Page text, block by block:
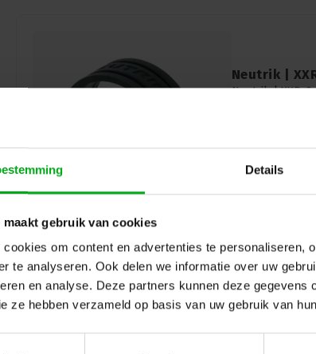
Details
maakt gebruik van cookies
cookies om content en advertenties te personaliseren,
te analyseren. Ook delen we informatie over uw
en analyse. Deze partners kunnen deze
ze hebben verzameld op basis van uw gebruik van
Neutrik |
Neutrik |XXR-0
Neutrik XXR: